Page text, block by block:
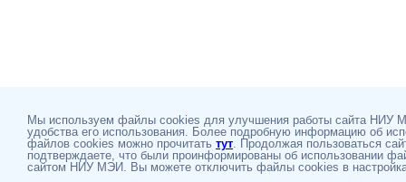
Мы используем файлы cookies для улучшения работы сайта НИУ
удобства его использования. Более подробную информацию об
файлов cookies можно прочитать тут. Продолжая пользоваться
подтверждаете, что были проинформированы об использовании
сайтом НИУ МЭИ. Вы можете отключить файлы cookies в